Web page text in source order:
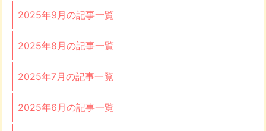
2025年9月の記事一覧
2025年8月の記事一覧
2025年7月の記事一覧
2025年6月の記事一覧